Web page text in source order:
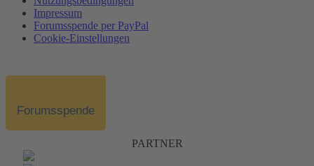
Impressum
Forumsspende per PayPal
Cookie-Einstellungen
Forumsspende
PARTNER